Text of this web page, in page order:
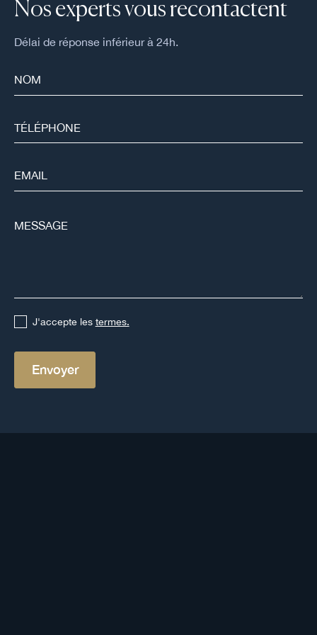
Nos experts vous recontactent
Délai de réponse inférieur à 24h.
J'accepte les termes.